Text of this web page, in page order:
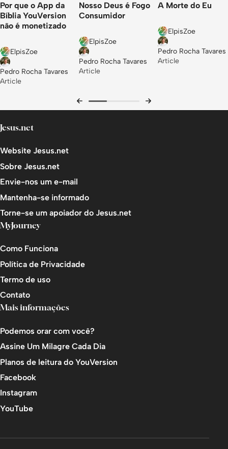
Por que o App da
Bíblia YouVersion
não é monetizado
ElpisZoe
Pedro Rocha Tavares
Article
Nosso Deus é Fogo
Consumidor
ElpisZoe
Pedro Rocha Tavares
Article
A Morte do Eu
ElpisZoe
Pedro Rocha Tavares
Article
Jesus.net
Website Jesus.net
Sobre Jesus.net
Envie-nos um e-mail
Mantenha-se informado
Torne-se um apoiador do Jesus.net
MyJourney
Como Funciona
Política de Privacidade
Termo de uso
Contato
Mais informações
Podemos orar com você?
Assine Um Milagre Cada Dia
Planos de leitura do YouVersion
Facebook
Instagram
YouTube